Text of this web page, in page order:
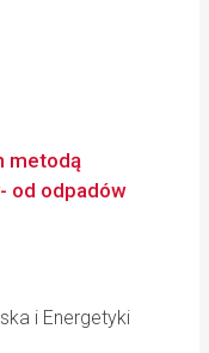
metodą
od odpadów
i Energetyki